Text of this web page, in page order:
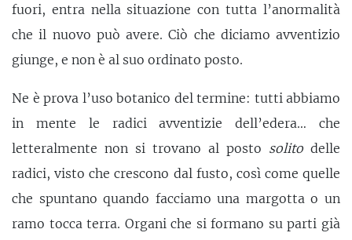
fuori, entra nella situazione con tutta l’anormalità
che il nuovo può avere. Ciò che diciamo avventizio
giunge, e non è al suo ordinato posto.
Ne è prova l’uso botanico del termine: tutti abbiamo
in mente le radici avventizie dell’edera… che
letteralmente non si trovano al posto solito delle
radici, visto che crescono dal fusto, così come quelle
che spuntano quando facciamo una margotta o un
ramo tocca terra. Organi che si formano su parti già